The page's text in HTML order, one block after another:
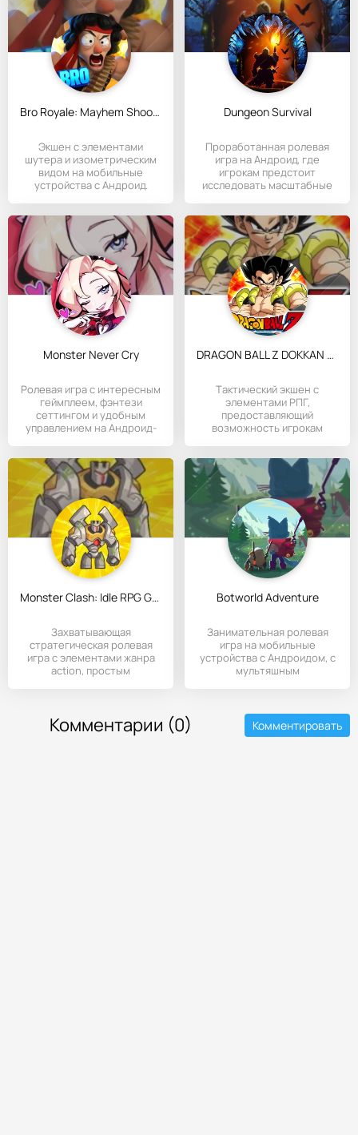
Bro Royale: Mayhem Shooter
Экшен с элементами
шутера и изометрическим
видом на мобильные
устройства с Андроид.
Dungeon Survival
Проработанная ролевая
игра на Андроид, где
игрокам предстоит
исследовать масштабные
Monster Never Cry
Ролевая игра с интересным
геймплеем, фэнтези
сеттингом и удобным
управлением на Андроид-
DRAGON BALL Z DOKKAN BATTLE
Tактический экшен с
элементами РПГ,
предоставляющий
возможность игрокам
Monster Clash: Idle RPG Games
Захватывающая
стратегическая ролевая
игра с элементами жанра
action, простым
Botworld Adventure
Занимательная ролевая
игра на мобильные
устройства с Андроидом, с
мультяшным
Комментарии (0) Комментировать